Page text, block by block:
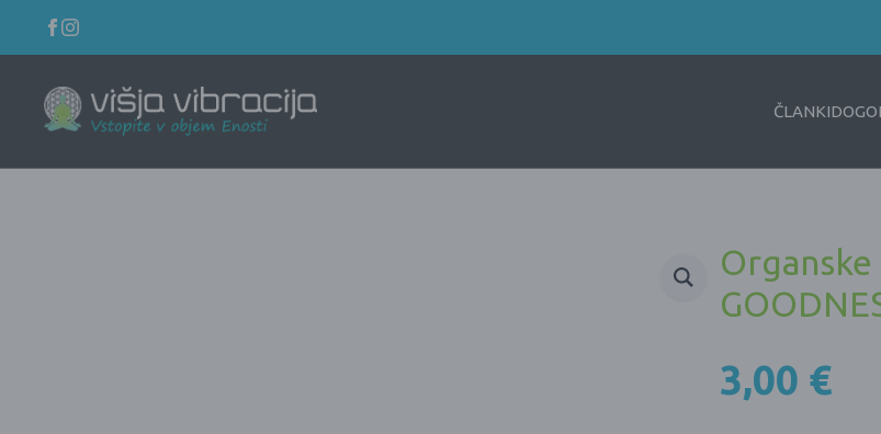
ČLANKI
Organske
3,00 €